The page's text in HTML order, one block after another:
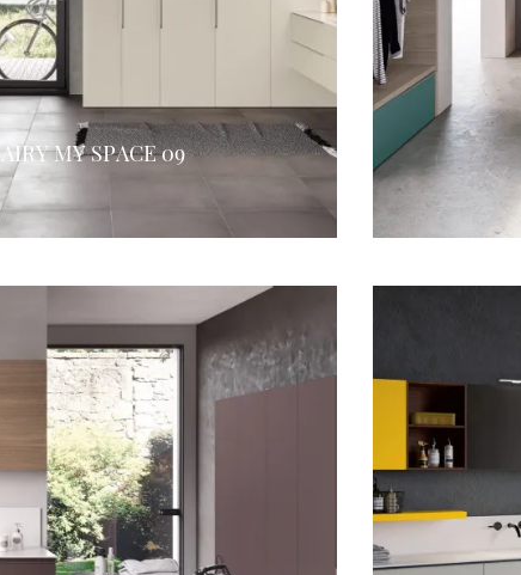
AIRY MY SPACE 09